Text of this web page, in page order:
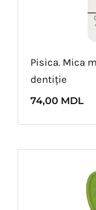
Pisica. Mica
dentiție
74,00 MDL